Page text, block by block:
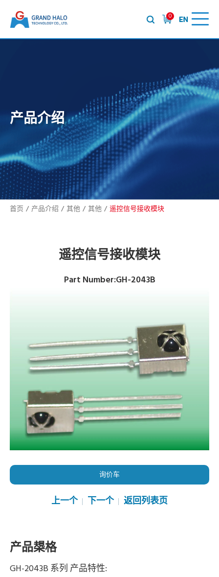
0
产品介绍
首页 产品介绍 其他 其他 遥控信号接收模块
遥控信号接收模块
Part Number:GH-2043B
询价车
上一个 下一个 返回列表页
产品槼格
GH-2043B 系列 产品特性: